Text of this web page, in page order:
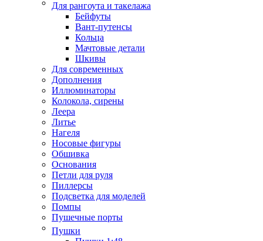
Для рангоута и такелажа
Бейфуты
Вант-путенсы
Кольца
Мачтовые детали
Шкивы
Для современных
Дополнения
Иллюминаторы
Колокола, сирены
Леера
Литье
Нагеля
Носовые фигуры
Обшивка
Основания
Петли для руля
Пиллерсы
Подсветка для моделей
Помпы
Пушечные порты
Пушки